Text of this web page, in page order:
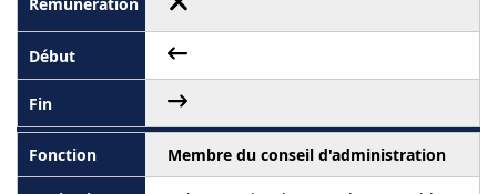
Membre du conseil d'administration